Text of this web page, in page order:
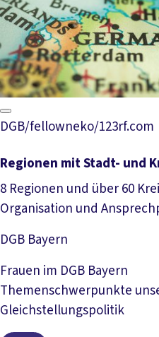
DGB/fellowneko/123rf.com
Regionen mit Stadt- und
8 Regionen und über 60
Organisation und
DGB Bayern
Mehr lesen
Frauen im DGB Bayern
Themenschwerpunkte
Gleichstellungspolitik